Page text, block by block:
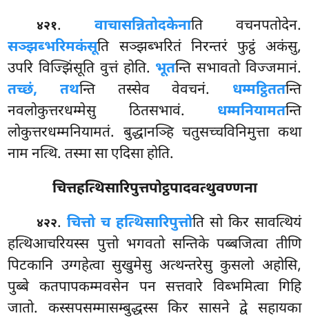
४२१. वाचासन्नितोदकेनाति वचनपतोदेन.
सञ्झब्भरिमकंसूति सञ्झब्भरितं निरन्तरं फुट्ठं अकंसु,
उपरि विज्झिंसूति वुत्तं होति. भूतन्ति सभावतो विज्जमानं.
तच्छं, तथन्ति तस्सेव वेवचनं. धम्मट्ठिततन्ति
नवलोकुत्तरधम्मेसु ठितसभावं. धम्मनियामतन्ति
लोकुत्तरधम्मनियामतं. बुद्धानञ्हि चतुसच्चविनिमुत्ता कथा
नाम नत्थि. तस्मा सा एदिसा होति.
चित्तहत्थिसारिपुत्तपोट्ठपादवत्थुवण्णना
४२२. चित्तो च हत्थिसारिपुत्तोति सो किर सावत्थियं
हत्थिआचरियस्स पुत्तो भगवतो सन्तिके पब्बजित्वा तीणि
पिटकानि उग्गहेत्वा सुखुमेसु अत्थन्तरेसु कुसलो अहोसि,
पुब्बे कतपापकम्मवसेन पन सत्तवारे विब्भमित्वा गिहि
जातो. कस्सपसम्मासम्बुद्धस्स किर सासने द्वे सहायका